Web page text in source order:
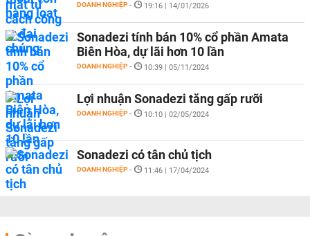
DOANH NGHIỆP - 19:16 | 14/01/2026
Sonadezi tính bán 10% cổ phần Amata
Biên Hòa, dự lãi hơn 10 lần
DOANH NGHIỆP - 10:39 | 05/11/2024
Lợi nhuận Sonadezi tăng gấp rưỡi
DOANH NGHIỆP - 10:10 | 02/05/2024
Sonadezi có tân chủ tịch
DOANH NGHIỆP - 11:46 | 17/04/2024